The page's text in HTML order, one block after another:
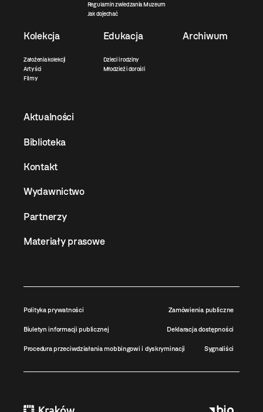
Regulamin zwiedzania Muzeum
Jak dojechać
Kolekcja
Założenia kolekcji
Artyści
Filmy
Edukacja
Dzieci i rodziny
Młodzież i dorośli
Archiwum
Aktualności
Biblioteka
Kontakt
Wydawnictwo
Partnerzy
Materiały prasowe
Polityka prywatności Zamówienia publiczne
Biuletyn informacji publicznej Deklaracja dostępności
Procedura przeciwdziałania mobbingowi i dyskryminacji Sygnaliści